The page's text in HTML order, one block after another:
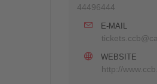
44496444
E-MAIL
WEBSITE
http://